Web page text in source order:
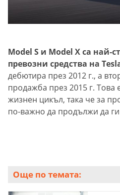
Model S и Model X са най-
превозни средства на
дебютира през 2012 г., а
продажба през 2015 г.
жизнен цикъл, така че за
по-важно да продължи да ги
Още по темата: